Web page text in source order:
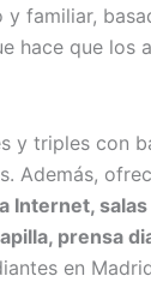
y familiar,
hace que los
y triples con
Además,
Internet,
prensa
en